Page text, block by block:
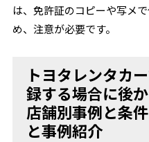
は、免許証のコピーや写メ
め、注意が必要です。
トヨタレンタカ
録する場合に後
店舗別事例と条
と事例紹介